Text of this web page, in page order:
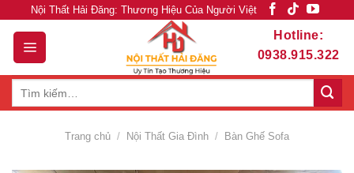
content
Nội Thất Hải Đăng: Thương Hiệu Của Người Việt
Hotline:
0938.915.322
Trang chủ / Nội Thất Gia Đình / Bàn Ghế Sofa